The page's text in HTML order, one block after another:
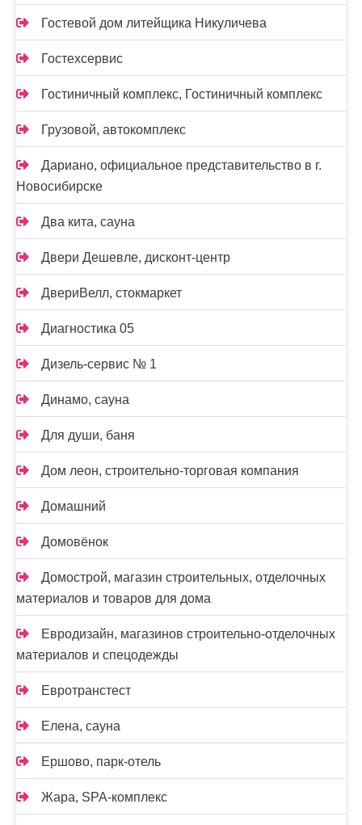
Гостевой дом литейщика Никуличева
Гостехсервис
Гостиничный комплекс, Гостиничный комплекс
Грузовой, автокомплекс
Дариано, официальное представительство в г.
Новосибирске
Два кита, сауна
Двери Дешевле, дисконт-центр
ДвериВелл, стокмаркет
Диагностика 05
Дизель-сервис № 1
Динамо, сауна
Для души, баня
Дом леон, строительно-торговая компания
Домашний
Домовёнок
Домострой, магазин строительных, отделочных
материалов и товаров для дома
Евродизайн, магазинов строительно-отделочных
материалов и спецодежды
Евротранстест
Елена, сауна
Ершово, парк-отель
Жара, SPA-комплекс